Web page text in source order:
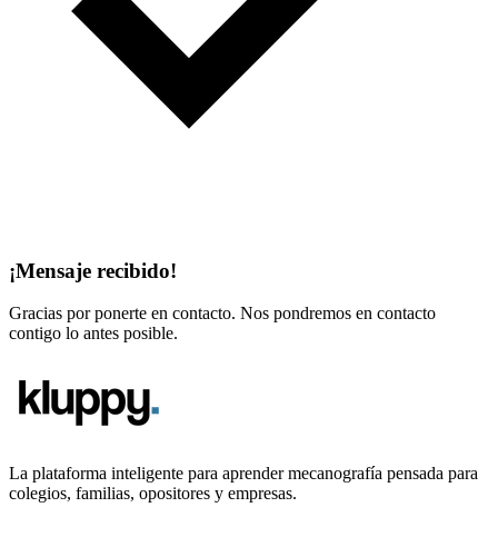
¡Mensaje recibido!
Gracias por ponerte en contacto. Nos pondremos en contacto
contigo lo antes posible.
La plataforma inteligente para aprender mecanografía pensada para
colegios, familias, opositores y empresas.